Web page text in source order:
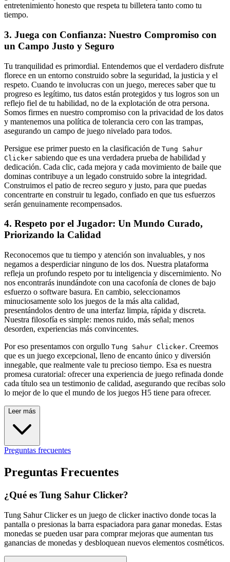
entretenimiento honesto que respeta tu billetera tanto como tu
tiempo.
3. Juega con Confianza: Nuestro Compromiso con
un Campo Justo y Seguro
Tu tranquilidad es primordial. Entendemos que el verdadero disfrute
florece en un entorno construido sobre la seguridad, la justicia y el
respeto. Cuando te involucras con un juego, mereces saber que tu
progreso es legítimo, tus datos están protegidos y tus logros son un
reflejo fiel de tu habilidad, no de la explotación de otra persona.
Somos firmes en nuestro compromiso con la privacidad de los datos
y mantenemos una política de tolerancia cero con las trampas,
asegurando un campo de juego nivelado para todos.
Persigue ese primer puesto en la clasificación de Tung Sahur
Clicker sabiendo que es una verdadera prueba de habilidad y
dedicación. Cada clic, cada mejora y cada movimiento de baile que
dominas contribuye a un legado construido sobre la integridad.
Construimos el patio de recreo seguro y justo, para que puedas
concentrarte en construir tu legado, confiado en que tus esfuerzos
serán genuinamente recompensados.
4. Respeto por el Jugador: Un Mundo Curado,
Priorizando la Calidad
Reconocemos que tu tiempo y atención son invaluables, y nos
negamos a desperdiciar ninguno de los dos. Nuestra plataforma
refleja un profundo respeto por tu inteligencia y discernimiento. No
nos encontrarás inundándote con una cacofonía de clones de bajo
esfuerzo o software basura. En cambio, seleccionamos
minuciosamente solo los juegos de la más alta calidad,
presentándolos dentro de una interfaz limpia, rápida y discreta.
Nuestra filosofía es simple: menos ruido, más señal; menos
desorden, experiencias más convincentes.
Por eso presentamos con orgullo Tung Sahur Clicker. Creemos
que es un juego excepcional, lleno de encanto único y diversión
innegable, que realmente vale tu precioso tiempo. Esa es nuestra
promesa curatorial: ofrecer una experiencia de juego refinada donde
cada título sea un testimonio de calidad, asegurando que recibas solo
lo mejor de lo que el mundo de los juegos H5 tiene para ofrecer.
Leer más
Preguntas frecuentes
Preguntas Frecuentes
¿Qué es Tung Sahur Clicker?
Tung Sahur Clicker es un juego de clicker inactivo donde tocas la
pantalla o presionas la barra espaciadora para ganar monedas. Estas
monedas se pueden usar para comprar mejoras que aumentan tus
ganancias de monedas y desbloquean nuevos elementos cosméticos.